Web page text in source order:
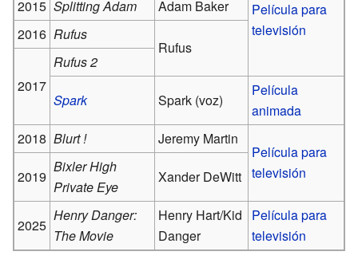
Película para
televisión
2015 Splitting Adam
Adam Baker
2016 Rufus
Rufus
2017
Rufus 2
Spark Spark (voz)
Película
animada
2018 Blurt ! Jeremy Martin
Película para
televisión
2019
Bixler High
Private Eye
Xander DeWitt
2025
Henry Danger:
The Movie
Henry Hart/Kid
Danger
Películapara
televisión